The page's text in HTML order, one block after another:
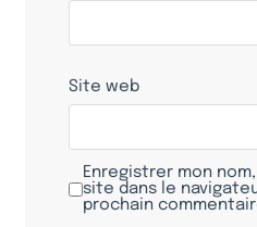
Site web
Enregistrer mon
site dans le
prochain